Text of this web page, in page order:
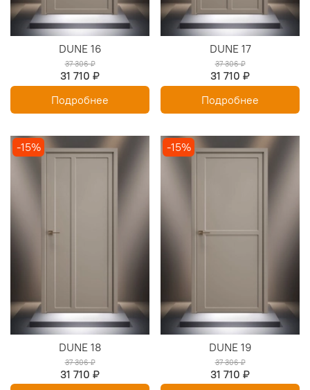
DUNE 16
37 306 ₽
31 710 ₽
Подробнее
DUNE 17
37 306 ₽
31 710 ₽
Подробнее
-15%
DUNE 18
37 306 ₽
31 710 ₽
-15%
DUNE 19
37 306 ₽
31 710 ₽